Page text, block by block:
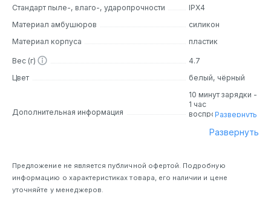
Стандарт пыле-, влаго-, ударопрочности
IPX4
Материал амбушюров
силикон
Материал корпуса
пластик
Вес (г)
4.7
Цвет
белый, чёрный
Дополнительная информация
10 минут зарядки -
1 час
воспроизведения;
автономной
шумоподавлением
и 24 часа с
зарядным кейсом
Развернуть
Развернуть
Предложение не является публичной офертой. Подробную
информацию о характеристиках товара, его наличии и цене
уточняйте у менеджеров.